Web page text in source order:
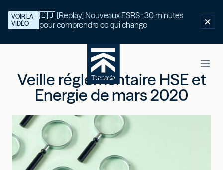
🇪🇺 [Replay] Nouveaux ESRS : 30 minutes
pour comprendre ce qui change
VOIR LA
VIDÉO
Veille réglementaire HSE et
Energie de mars 2020